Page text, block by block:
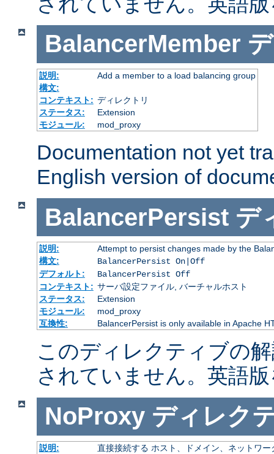
BalancerMember
説明:
Add a member to a load balancing group
構文:
コンテキスト: ディレクトリ
ステータス:
Extension
モジュール:
mod_proxy
Documentation not yet
English version of
BalancerPersist デ
説明:
Attempt to persist changes made by the
構文:
BalancerPersist On|Off
デフォルト:
BalancerPersist Off
コンテキスト: サーバ設定ファイル, バーチャルホスト
ステータス:
Extension
モジュール:
mod_proxy
互換性:
BalancerPersist is only available in Apache
このディレクティブの
されていません。英語
NoProxy ディレク
説明:
直接接続する ホスト、ドメイン、ネットワー